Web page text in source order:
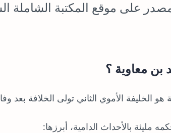
على موقع المكتبة الشاملة
بن معاوية ؟
هو الخليفة الأموي الثاني تولى الخلافة بعد
مليئة بالأحداث الدامية، أبرزها: